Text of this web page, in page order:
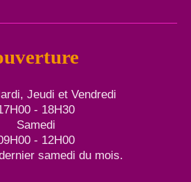
Jeudi et Vendredi
- 18H30
Samedi
- 12H00
samedi du mois.